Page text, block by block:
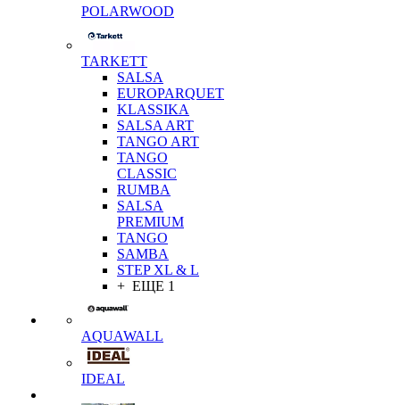
POLARWOOD
TARKETT
SALSA
EUROPARQUET
KLASSIKA
SALSA ART
TANGO ART
TANGO
CLASSIC
RUMBA
SALSA
PREMIUM
TANGO
SAMBA
STEP XL & L
+ ЕЩЕ 1
AQUAWALL
IDEAL